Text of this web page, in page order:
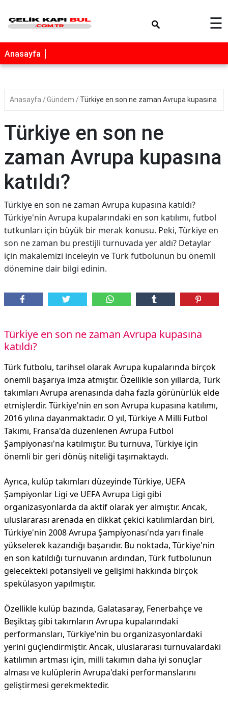
☰
Anasayfa
Anasayfa Gündem Türkiye en son ne zaman Avrupa kupasına
Türkiye en son ne
zaman Avrupa kupasına
katıldı?
Türkiye en son ne zaman Avrupa kupasına katıldı?
Türkiye'nin Avrupa kupalarındaki en son katılımı, futbol
tutkunları için büyük bir merak konusu. Peki, Türkiye en
son ne zaman bu prestijli turnuvada yer aldı? Detaylar
için makalemizi inceleyin ve Türk futbolunun bu önemli
dönemine dair bilgi edinin.
Türkiye en son ne zaman Avrupa kupasına
katıldı?
Türk futbolu, tarihsel olarak Avrupa kupalarında birçok
önemli başarıya imza atmıştır. Özellikle son yıllarda, Türk
takımları Avrupa arenasında daha fazla görünürlük elde
etmişlerdir. Türkiye'nin en son Avrupa kupasına katılımı,
2016 yılına dayanmaktadır. O yıl, Türkiye A Milli Futbol
Takımı, Fransa'da düzenlenen Avrupa Futbol
Şampiyonası'na katılmıştır. Bu turnuva, Türkiye için
önemli bir geri dönüş niteliği taşımaktaydı.
Ayrıca, kulüp takımları düzeyinde Türkiye, UEFA
Şampiyonlar Ligi ve UEFA Avrupa Ligi gibi
organizasyonlarda da aktif olarak yer almıştır. Ancak,
uluslararası arenada en dikkat çekici katılımlardan biri,
Türkiye'nin 2008 Avrupa Şampiyonası'nda yarı finale
yükselerek kazandığı başarıdır. Bu noktada, Türkiye'nin
en son katıldığı turnuvanın ardından, Türk futbolunun
gelecekteki potansiyeli ve gelişimi hakkında birçok
spekülasyon yapılmıştır.
Özellikle kulüp bazında, Galatasaray, Fenerbahçe ve
Beşiktaş gibi takımların Avrupa kupalarındaki
performansları, Türkiye'nin bu organizasyonlardaki
yerini güçlendirmiştir. Ancak, uluslararası turnuvalardaki
katılımın artması için, milli takımın daha iyi sonuçlar
alması ve kulüplerin Avrupa'daki performanslarını
geliştirmesi gerekmektedir.